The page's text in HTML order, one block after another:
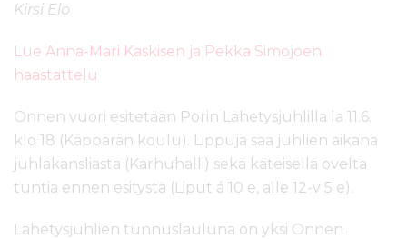
Kirsi Elo
Lue Anna-Mari Kaskisen ja Pekka Simojoen
haastattelu
Onnen vuori esitetään Porin Lähetysjuhlilla la 11.6.
klo 18 (Käppärän koulu). Lippuja saa juhlien aikana
juhlakansliasta (Karhuhalli) sekä käteisellä ovelta
tuntia ennen esitystä (Liput á 10 e, alle 12-v 5 e).
Lähetysjuhlien tunnuslauluna on yksi Onnen